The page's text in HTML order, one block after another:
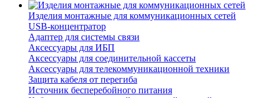
Изделия монтажные для коммуникационных сетей
USB-концентратор
Адаптер для системы связи
Аксессуары для ИБП
Аксессуары для соединительной кассеты
Аксессуары для телекоммуникационной техники
Защита кабеля от перегиба
Источник бесперебойного питания